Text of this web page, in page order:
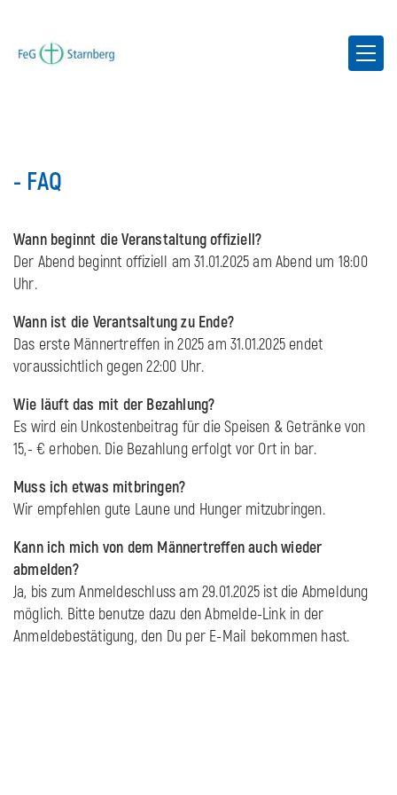
- FAQ
Wann beginnt die Veranstaltung offiziell?
Der Abend beginnt offiziell am 31.01.2025 am Abend um 18:00
Uhr.
Wann ist die Verantsaltung zu Ende?
Das erste Männertreffen in 2025 am 31.01.2025 endet
voraussichtlich gegen 22:00 Uhr.
Wie läuft das mit der Bezahlung?
Es wird ein Unkostenbeitrag für die Speisen & Getränke von
15,- € erhoben. Die Bezahlung erfolgt vor Ort in bar.
Muss ich etwas mitbringen?
Wir empfehlen gute Laune und Hunger mitzubringen.
Kann ich mich von dem Männertreffen auch wieder
abmelden?
Ja, bis zum Anmeldeschluss am 29.01.2025 ist die Abmeldung
möglich. Bitte benutze dazu den Abmelde-Link in der
Anmeldebestätigung, den Du per E-Mail bekommen hast.